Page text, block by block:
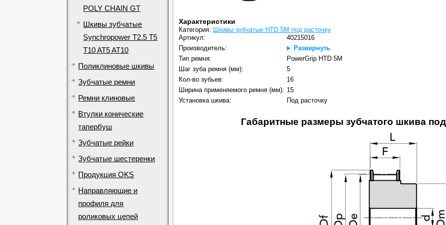
POLY CHAIN GT
Шкивы зубчатые
Synchropower T2.5 T5
T10 AT5 AT10
Поликлиновые шкивы
Зубчатые ремни
Ремни клиновые
Втулки конические
тапербуш
Зубчатые рейки
Зубчатые шестеренки
Продукция OKS
Направляющие и
профиля для
роликовых цепей
Характеристики
Категория: Шкивы зубчатые HTD 5M под расточку
Артикул:
40215016
Производитель:
Развернуть
Тип ремня:
PowerGrip HTD 5M
Шаг зуба ремня (мм):
5
Кол-во зубьев:
16
Ширина применяемого ремня (мм): 15
Установка шкива:
Под расточку
Габаритные размеры зубчатого шкива